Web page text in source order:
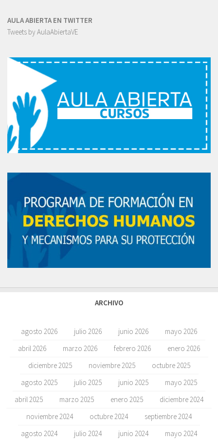
AULA ABIERTA EN TWITTER
Tweets by AulaAbiertaVE
ARCHIVO
agosto 2026 julio 2026 junio 2026
mayo 2026
abril 2026
marzo 2026 febrero 2026
enero 2026
diciembre 2025
noviembre 2025
octubre 2025
agosto 2025
julio 2025 junio 2025
mayo 2025
abril 2025
marzo 2025 enero 2025
diciembre 2024
noviembre 2024
octubre 2024
septiembre 2024
agosto 2024
julio 2024 junio 2024
mayo 2024